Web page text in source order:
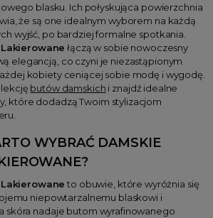
blasku. Ich połyskująca powierzchnia
że są one idealnym wyborem na każdą
wyjść, po bardziej formalne spotkania.
łączą w sobie nowoczesny
elegancją, co czyni je niezastąpionym
kobiety ceniącej sobie modę i wygodę.
butów damskich i znajdź idealne
które dodadzą Twoim stylizacjom
WYBRAĆ DAMSKIE
?
to obuwie, które wyróżnia się
niepowtarzalnemu blaskowi i
skóra nadaje butom wyrafinowanego